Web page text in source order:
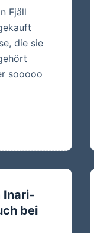
Fjäll
die sie
sooooo
Inari-
bei